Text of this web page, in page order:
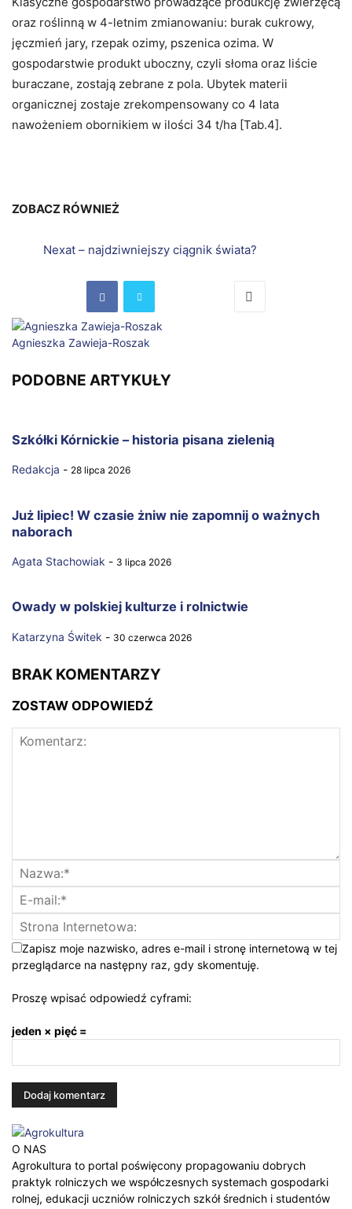
oraz roślinną w 4-letnim zmianowaniu: burak cukrowy,
jęczmień jary, rzepak ozimy, pszenica ozima. W
gospodarstwie produkt uboczny, czyli słoma oraz liście
buraczane, zostają zebrane z pola. Ubytek materii
organicznej zostaje zrekompensowany co 4 lata
nawożeniem obornikiem w ilości 34 t/ha [Tab.4].
ZOBACZ RÓWNIEŻ
Nexat – najdziwniejszy ciągnik świata?
Agnieszka Zawieja-Roszak
PODOBNE ARTYKUŁY
Szkółki Kórnickie – historia pisana zielenią
Redakcja - 28 lipca 2026
Już lipiec! W czasie żniw nie zapomnij o ważnych
naborach
Agata Stachowiak - 3 lipca 2026
Owady w polskiej kulturze i rolnictwie
Katarzyna Świtek - 30 czerwca 2026
BRAK KOMENTARZY
ZOSTAW ODPOWIEDŹ
Zapisz moje nazwisko, adres e-mail i stronę internetową w tej
przeglądarce na następny raz, gdy skomentuję.
Proszę wpisać odpowiedź cyframi:
jeden × pięć =
O NAS
Agrokultura to portal poświęcony propagowaniu dobrych
praktyk rolniczych we współczesnych systemach gospodarki
rolnej, edukacji uczniów rolniczych szkół średnich i studentów